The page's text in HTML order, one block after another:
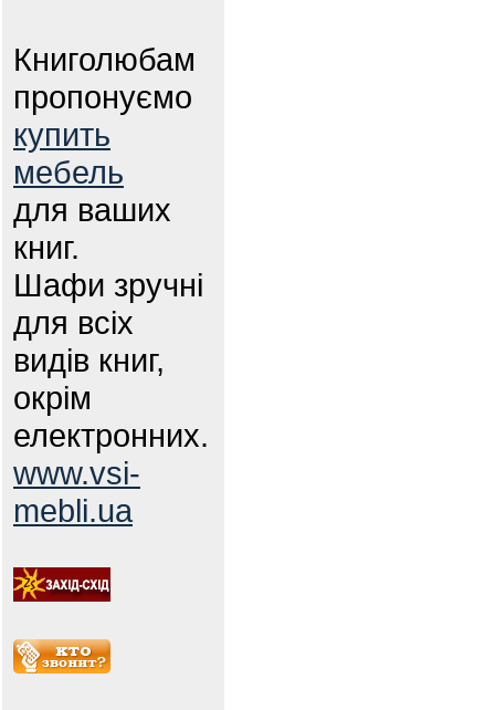
Книголюбам
пропонуємо
купить
мебель
для ваших
книг.
Шафи зручні
для всіх
видів книг,
окрім
електронних.
www.vsi-
mebli.ua